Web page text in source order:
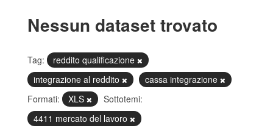
Nessun dataset trovato
Tag:
reddito qualificazione
integrazione al reddito
cassa integrazione
Formati:
XLS
Sottotemi:
4411 mercato del lavoro